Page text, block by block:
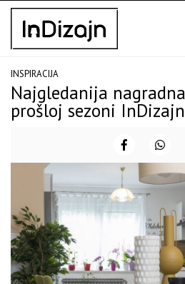
Skip
content
INSPIRACIJA
Najgledanija
prošloj sezoni